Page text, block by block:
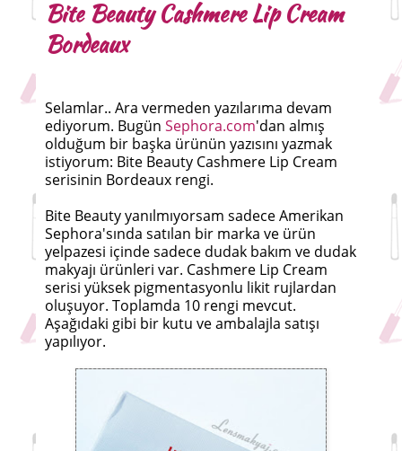
Bite Beauty Cashmere Lip Cream
Bordeaux
Selamlar.. Ara vermeden yazılarıma devam
ediyorum. Bugün Sephora.com'dan almış
olduğum bir başka ürünün yazısını yazmak
istiyorum: Bite Beauty Cashmere Lip Cream
serisinin Bordeaux rengi.
Bite Beauty yanılmıyorsam sadece Amerikan
Sephora'sında satılan bir marka ve ürün
yelpazesi içinde sadece dudak bakım ve dudak
makyajı ürünleri var. Cashmere Lip Cream
serisi yüksek pigmentasyonlu likit rujlardan
oluşuyor. Toplamda 10 rengi mevcut.
Aşağıdaki gibi bir kutu ve ambalajla satışı
yapılıyor.